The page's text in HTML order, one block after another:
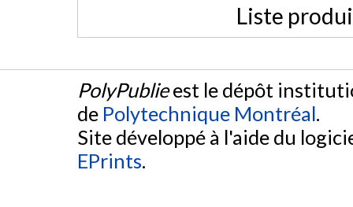
Liste
PolyPublieest le dépôt
de Polytechnique Montréal.
Site développé à l'aide du
EPrints.